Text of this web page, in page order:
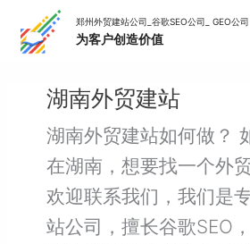
content
湖南外贸建站
湖南外贸建站如何做？
在湖南，想要找一个外
欢迎联系我们，我们是
站公司，擅长谷歌SEO
底
外
建
州
外
建
州
外
建
化
外
建
西
外
建
阳
外
建
家
界
贸
站
德
外
建
阳
外
建
阳
外
建
阳
外
建
潭
外
建